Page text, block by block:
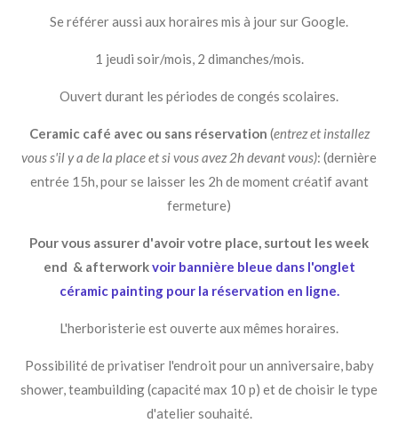
Se référer aussi aux horaires mis à jour sur Google.
1 jeudi soir/mois, 2 dimanches/mois.
Ouvert durant les périodes de congés scolaires.
Ceramic café avec ou sans réservation (entrez et installez
vous s'il y a de la place et si vous avez 2h devant vous): (dernière
entrée 15h, pour se laisser les 2h de moment créatif avant
fermeture)
Pour vous assurer d'avoir votre place, surtout les week
end & afterworkvoir bannière bleue dans l'onglet
céramic painting pour la réservation en ligne.
L'herboristerie est ouverte aux mêmes horaires.
Possibilité de privatiser l'endroit pour un anniversaire, baby
shower, teambuilding (capacité max 10 p) et de choisir le type
d'atelier souhaité.